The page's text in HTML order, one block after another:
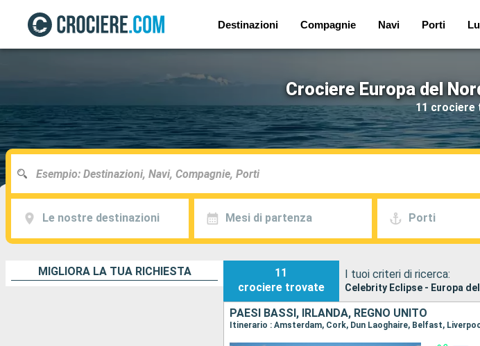
Destinazioni Compagnie Navi Porti
Crociere Europa del
11 crociere
Le nostre destinazioni Mesi di partenza Porti
MIGLIORA LA TUA RICHIESTA
11
crociere trovate
I tuoi criteri di ricerca:
Celebrity Eclipse - Europa
PAESI BASSI, IRLANDA, REGNO UNITO
Itinerario : Amsterdam, Cork, Dun Laoghaire, Belfast,